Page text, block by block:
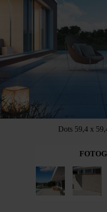
Dots 59,4 x